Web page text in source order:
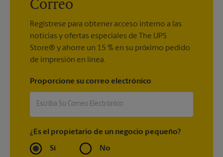
Correo
Regístrese para obtener acceso interno a las
noticias y ofertas especiales de The UPS
Store® y ahorre un 15 % en su próximo pedido
de impresión en línea.
Proporcione su correo electrónico
¿Es el propietario de un negocio pequeño?
Sí No